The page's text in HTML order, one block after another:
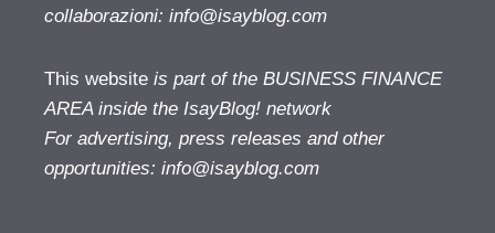
collaborazioni: info@isayblog.com
This website is part of the BUSINESS FINANCE
AREA inside the IsayBlog! network
For advertising, press releases and other
opportunities: info@isayblog.com